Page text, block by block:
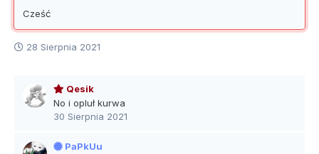
Cześć
28 Sierpnia 2021
Qesik
No i opluł kurwa
30 Sierpnia 2021
PaPkUu